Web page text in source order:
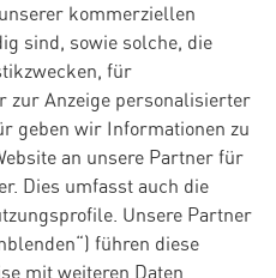
kommerziellen
sind, sowie solche, die
für
zur Anzeige personalisierter
geben wir Informationen zu
an unsere Partner für
Dies umfasst auch die
Unsere Partner
führen diese
mit weiteren Daten
|
oder zu unseren Produkten
das Kontaktformular